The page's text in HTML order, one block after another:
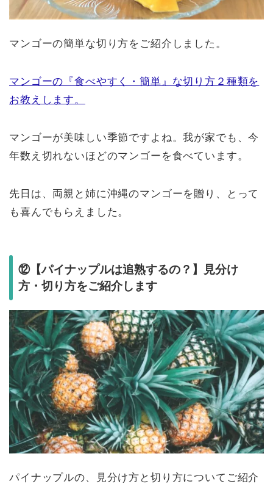
マンゴーの簡単な切り方をご紹介しました。
マンゴーの『食べやすく・簡単』な切り方２種類を
お教えします。
マンゴーが美味しい季節ですよね。我が家でも、今
年数え切れないほどのマンゴーを食べています。
先日は、両親と姉に沖縄のマンゴーを贈り、とって
も喜んでもらえました。
⑫【パイナップルは追熟するの？】見分け
方・切り方をご紹介します
パイナップルの、見分け方と切り方についてご紹介